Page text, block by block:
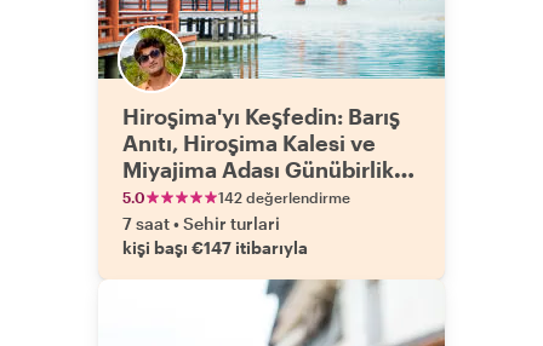
Hiroşima'yı Keşfedin: Barış
Anıtı, Hiroşima Kalesi ve
Miyajima Adası Günübirlik
Gezisi
5.0 142 değerlendirme
7 saat•Sehir turlari
kişi başı €147 itibarıyla